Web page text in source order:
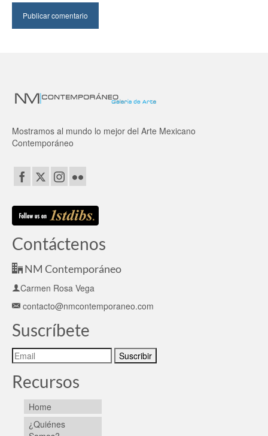
Mostramos al mundo lo mejor del Arte Mexicano
Contemporáneo
Contáctenos
NM Contemporáneo
Carmen Rosa Vega
contacto@nmcontemporaneo.com
Suscríbete
Recursos
Home
¿Quiénes